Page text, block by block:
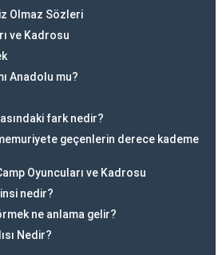
Olmaz Sözleri
ve Kadrosu
Anadolu mu?
fark nedir?
geçenlerin derece kademe
Oyuncuları ve Kadrosu
nedir?
ne anlama gelir?
Nedir?